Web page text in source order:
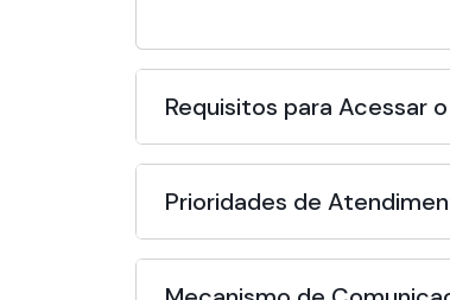
Requisitos para Acessar
Prioridades de